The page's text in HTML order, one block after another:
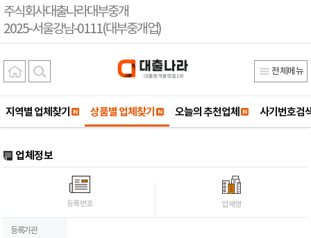
주식회사대출나라대부중개
2025-서울강남-0111(대부중개업)
전체메뉴
지역별 업체찾기 상품별 업체찾기 오늘의 추천업체 사기번호검
업체정보
등록번호 업체명
등록기관